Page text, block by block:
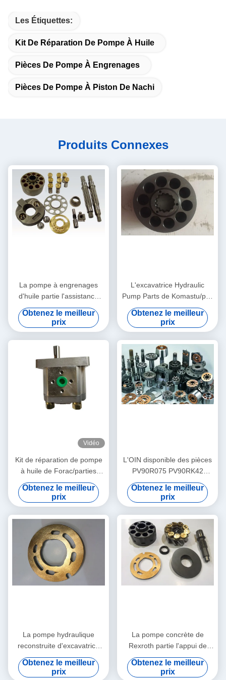
Les Étiquettes:
Kit De Réparation De Pompe À Huile
Pièces De Pompe À Engrenages
Pièces De Pompe À Piston De Nachi
Produits Connexes
La pompe à engrenages
d'huile partie l'assistance
technique hydraulique
PVG100 PVG120 PVG075
d'excavatrice
Obtenez le meilleur
prix
L'excavatrice Hydraulic
Pump Parts de Komastu/plat
PC200-7 PC220 de valve a
adapté aux besoins du client
Obtenez le meilleur
prix
Vidéo
Kit de réparation de pompe
à huile de Forac/parties
hydrauliques de pompe à
engrenages expédition - de
3 jours ouvrables
Obtenez le meilleur
prix
L'OIN disponible des pièces
PV90R075 PV90RK42
PV90L42 de pompe à piston
de Nachi certifient
Obtenez le meilleur
prix
La pompe hydraulique
reconstruite d'excavatrice
partie le modèle multi de
PV90R075 PV90RK42
Obtenez le meilleur
prix
La pompe concrète de
Rexroth partie l'appui de
machines de construction de
PV90R030 PV90R042
Obtenez le meilleur
prix